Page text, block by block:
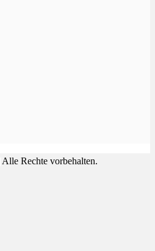
| Alle Rechte vorbehalten.